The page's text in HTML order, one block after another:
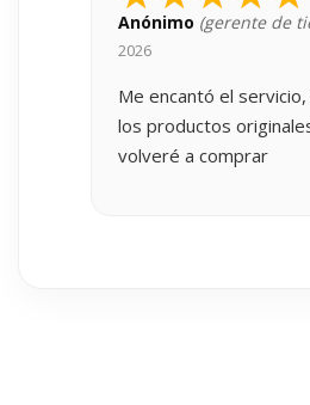
Anónimo (gerente de
2026
Me encantó el
los productos
volveré a comprar